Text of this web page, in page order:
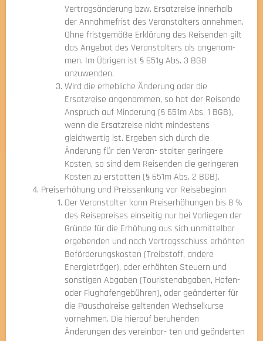
Vertragsänderung bzw. Ersatzreise innerhalb
der Annahmefrist des Veranstalters annehmen.
Ohne fristgemäße Erklärung des Reisenden gilt
das Angebot des Veranstalters als angenom-
men. Im Übrigen ist § 651g Abs. 3 BGB
anzuwenden.
Wird die erhebliche Änderung oder die
Ersatzreise angenommen, so hat der Reisende
Anspruch auf Minderung (§ 651m Abs. 1 BGB),
wenn die Ersatzreise nicht mindestens
gleichwertig ist. Ergeben sich durch die
Änderung für den Veran- stalter geringere
Kosten, so sind dem Reisenden die geringeren
Kosten zu erstatten (§ 651m Abs. 2 BGB).
Preiserhöhung und Preissenkung vor Reisebeginn
Der Veranstalter kann Preiserhöhungen bis 8 %
des Reisepreises einseitig nur bei Vorliegen der
Gründe für die Erhöhung aus sich unmittelbar
ergebenden und nach Vertragsschluss erhöhten
Beförderungskosten (Treibstoff, andere
Energieträger), oder erhöhten Steuern und
sonstigen Abgaben (Touristenabgaben, Hafen-
oder Flughafengebühren), oder geänderter für
die Pauschalreise geltenden Wechselkurse
vornehmen. Die hierauf beruhenden
Änderungen des vereinbar- ten und geänderten